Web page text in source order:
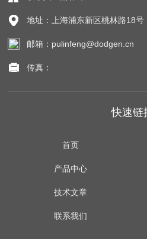
地址：上海浦东新区桃林路18号
邮箱：pulinfeng@dodgen.cn
传真：
快速链
首页
产品中心
技术文章
联系我们